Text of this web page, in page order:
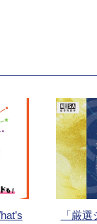
「厳